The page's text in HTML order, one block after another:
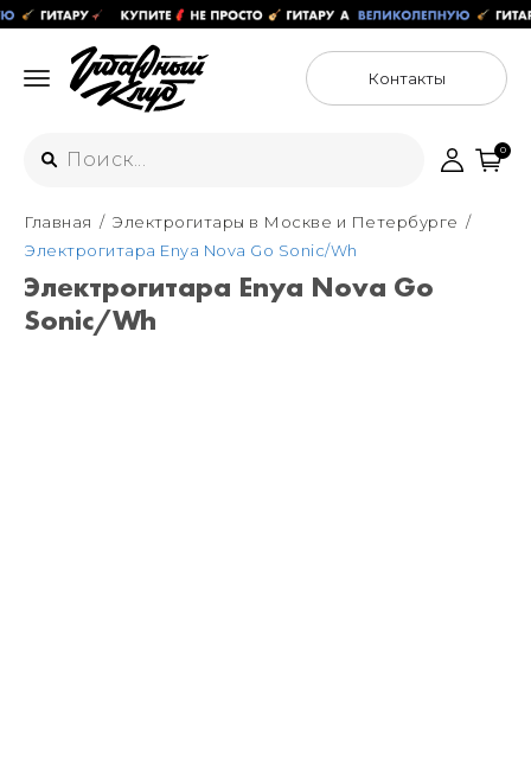
Контакты
Интернет-магазин
+7 (925) 125-54-44
Москва
+7 (925) 176-55-65
0
Главная
Электрогитары в Москве и Петербурге
Электрогитара Enya Nova Go Sonic/Wh
Электрогитара Enya Nova Go
Sonic/Wh